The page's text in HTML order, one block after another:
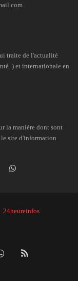
traite de l'actualité
et internationale en
la manière dont sont
le site d'information
Dailymotion
24heureinfos
WhatsApp
RSS